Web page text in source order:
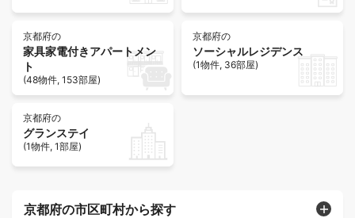
京都府の
家具家電付きアパートメン
ト
(48物件, 153部屋)
京都府の
ソーシャルレジデンス
(1物件, 36部屋)
京都府の
グランステイ
(1物件, 1部屋)
京都府の市区町村から探す